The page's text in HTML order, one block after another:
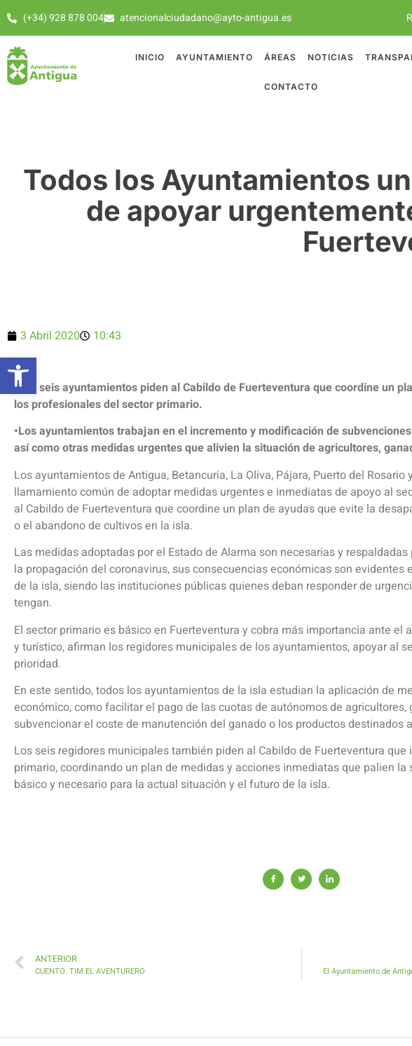
(+34) 928 878 004 atencionalciudadano@ayto-antigua.es
INICIO AYUNTAMIENTO ÁREAS NOTICIAS
CONTACTO
Todos los Ayuntamientos
de apoyar
3 Abril 2020 10:43
•Los seis ayuntamientos piden al Cabildo de Fuerteventura que coordine un
los profesionales del sector primario.
•Los ayuntamientos trabajan en el incremento y modificación de
así como otras medidas urgentes que alivien la situación de agricultores,
Los ayuntamientos de Antigua, Betancuria, La Oliva, Pájara, Puerto del Rosario
llamamiento común de adoptar medidas urgentes e inmediatas de apoyo al
al Cabildo de Fuerteventura que coordine un plan de ayudas que evite la
o el abandono de cultivos en la isla.
Las medidas adoptadas por el Estado de Alarma son necesarias y
la propagación del coronavirus, sus consecuencias económicas son
de la isla, siendo las instituciones públicas quienes deban responder de
tengan.
El sector primario es básico en Fuerteventura y cobra más importancia ante el
y turístico, afirman los regidores municipales de los ayuntamientos, apoyar al
prioridad.
En este sentido, todos los ayuntamientos de la isla estudian la aplicación de
económico, como facilitar el pago de las cuotas de autónomos de agricultores,
subvencionar el coste de manutención del ganado o los productos destinados
Los seis regidores municipales también piden al Cabildo de Fuerteventura
primario, coordinando un plan de medidas y acciones inmediatas que palien
básico y necesario para la actual situación y el futuro de la isla.
ANTERIOR
CUENTO: TIM EL AVENTURERO
Abrir barra de herramientas